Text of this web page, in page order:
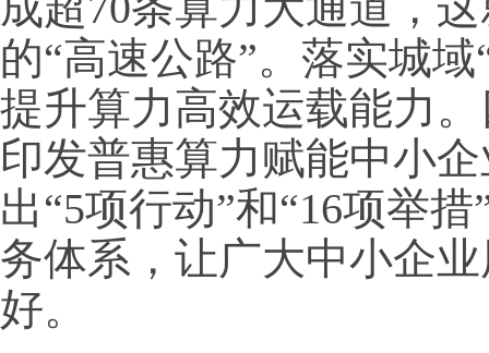
的“高速公路”。落实城
提升算力高效运载能力
印发普惠算力赋能中小
出“5项行动”和“16项举
务体系，让广大中小企
好。